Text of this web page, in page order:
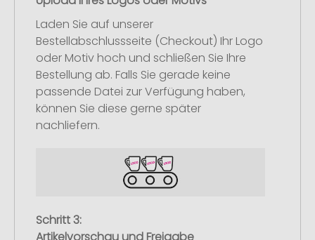
Laden Sie auf unserer
Bestellabschlussseite (Checkout) Ihr Logo
oder Motiv hoch und schließen Sie Ihre
Bestellung ab. Falls Sie gerade keine
passende Datei zur Verfügung haben,
können Sie diese gerne später
nachliefern.
Schritt 3: